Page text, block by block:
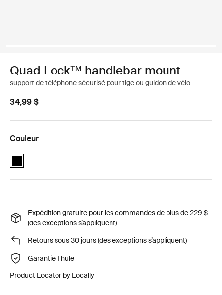
Quad Lock™ handlebar mount
support de téléphone sécurisé pour tige ou guidon de vélo
34,99 $
Couleur
Quad Lock™ handlebar mount Noir (selected)
Expédition gratuite pour les commandes de plus de 229 $
(des exceptions s’appliquent)
Retours sous 30 jours (des exceptions s’appliquent)
Garantie Thule
Product Locator by Locally